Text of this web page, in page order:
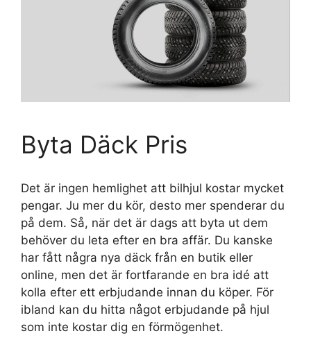
Byta Däck Pris
Det är ingen hemlighet att bilhjul kostar mycket
pengar. Ju mer du kör, desto mer spenderar du
på dem. Så, när det är dags att byta ut dem
behöver du leta efter en bra affär. Du kanske
har fått några nya däck från en butik eller
online, men det är fortfarande en bra idé att
kolla efter ett erbjudande innan du köper. För
ibland kan du hitta något erbjudande på hjul
som inte kostar dig en förmögenhet.